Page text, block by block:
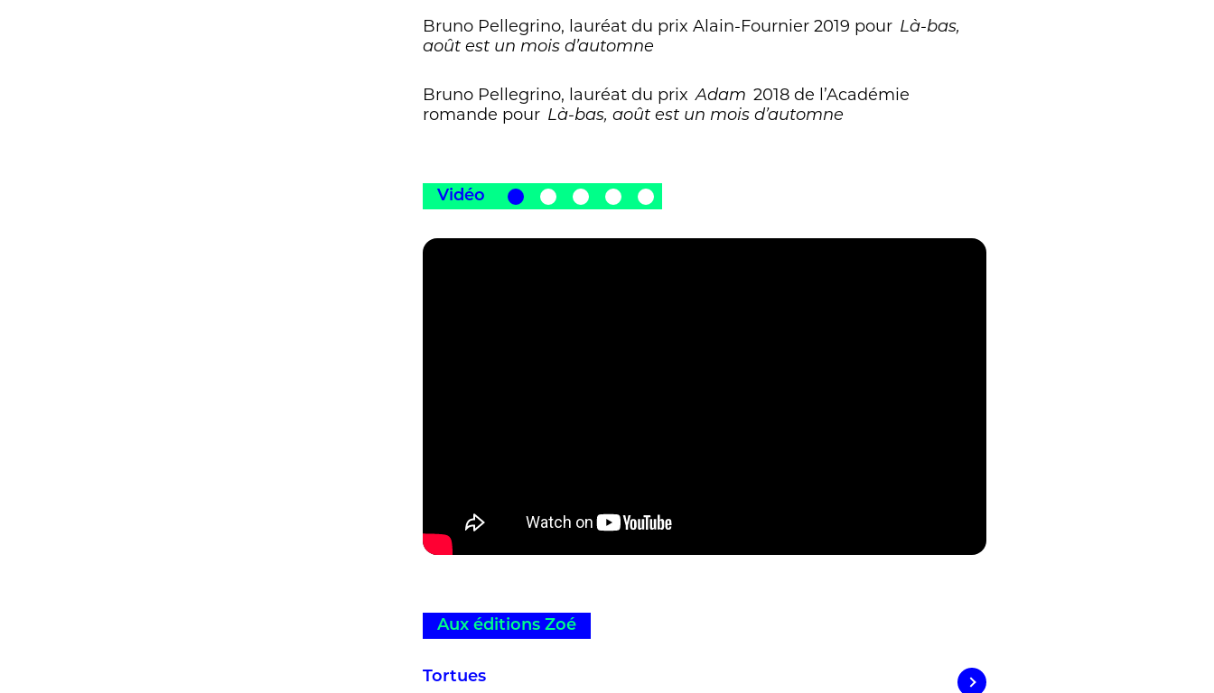
Bruno Pellegrino, lauréat du prix Alain-Fournier 2019 pour Là-bas,
août est un mois d’automne
Bruno Pellegrino, lauréat du prix Adam 2018 de l’Académie
romande pour Là-bas, août est un mois d’automne
Vidéo
Aux éditions Zoé
Tortues